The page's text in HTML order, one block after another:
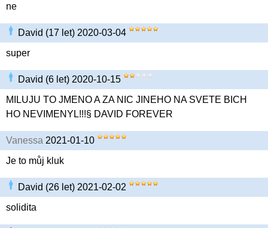
ne
David (17 let) 2020-03-04
super
David (6 let) 2020-10-15
MILUJU TO JMENO A ZA NIC JINEHO NA SVETE BICH
HO NEVIMENYL!!!§ DAVID FOREVER
Vanessa 2021-01-10
Je to můj kluk
David (26 let) 2021-02-02
solidita